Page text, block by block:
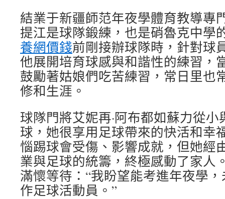
結業于新疆師范年夜學體育教導專
提江是球隊鍛練，也是硝魯克中學
養網價錢前剛接辦球隊時，針對球
他展開培育球感與和諧性的練習，
鼓勵著姑娘們吃苦練習，常日里也
修和生涯。
球隊門將艾妮再·阿布都如蘇力從小
球，她很享用足球帶來的快活和幸
惱踢球會受傷、影響成就，但她經
業與足球的統籌，終極感動了家人
滿懷等待：“我盼望能考進年夜學
作足球活動員。”